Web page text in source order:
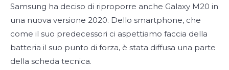
Samsung ha deciso di riproporre anche Galaxy M20 in
una nuova versione 2020. Dello smartphone, che
come il suo predecessori ci aspettiamo faccia della
batteria il suo punto di forza, è stata diffusa una parte
della scheda tecnica.